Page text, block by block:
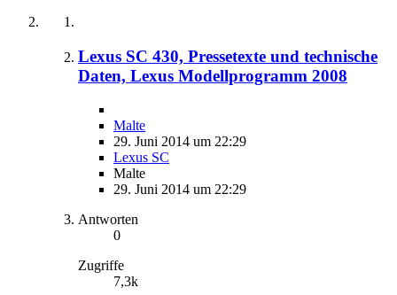
Lexus SC 430, Pressetexte und technische
Daten, Lexus Modellprogramm 2008
Malte
29. Juni 2014 um 22:29
Lexus SC
Malte
29. Juni 2014 um 22:29
Antworten
0
Zugriffe
7,3k